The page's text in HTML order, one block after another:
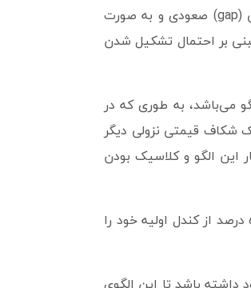
اولین نشانه که در این الگو می‌توان پیدا کرد، تشکیل شدن کندل دوم با یک شکاف قیمتی (gap) صعودی و به صورت
بر احتمال تشکیل شدن
می‌باشد، به طوری که در
شکاف قیمتی نزولی دیگر
این الگو و کلاسیک بودن
کندل سوم در این الگو باید پایین‌تر از کندل دوم که دوجی شکل بوده بسته شود و حداقل 50 درصد از کندل اولیه خود را